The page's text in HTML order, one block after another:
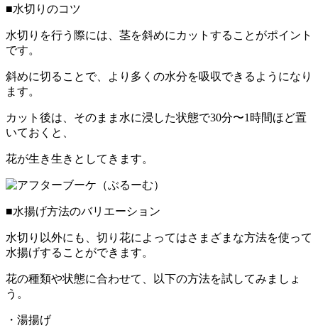
■水切りのコツ
水切りを行う際には、茎を斜めにカットすることがポイント
です。
斜めに切ることで、より多くの水分を吸収できるようになり
ます。
カット後は、そのまま水に浸した状態で30分〜1時間ほど置
いておくと、
花が生き生きとしてきます。
■水揚げ方法のバリエーション
水切り以外にも、切り花によってはさまざまな方法を使って
水揚げすることができます。
花の種類や状態に合わせて、以下の方法を試してみましょ
う。
・湯揚げ